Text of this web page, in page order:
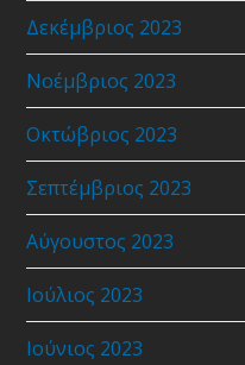
Δεκέμβριος 2023
Νοέμβριος 2023
Οκτώβριος 2023
Σεπτέμβριος 2023
Αύγουστος 2023
Ιούλιος 2023
Ιούνιος 2023